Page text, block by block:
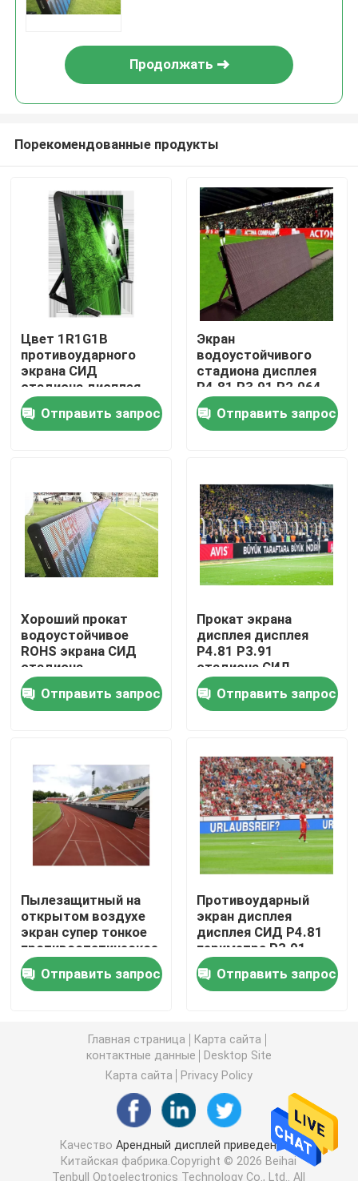
Дом
Товары
О нас
Тур по фабрике
Контроль качества
Свяжитесь с нами
Новости
Случаи
Арендный дисплей приведенный
Творческий экран дисплея СИД
На открытом воздухе экран дисплея СИД
Экран СИД стадиона
внутренний светодиодный экран
Изогнутый экран СИД
Модули экрана СИД
Продолжать
Порекомендованные продукты
Цвет 1R1G1B
противоударного
экрана СИД
стадиона дисплея
СИД P4.81 полный
Отправить запрос
Экран
водоустойчивого
стадиона дисплея
P4.81 P3.91 P2.064
периметра СИД
видео-Отправить запрос
Хороший прокат
водоустойчивое
ROHS экрана СИД
стадиона
плоскостности
P4.81 P1.875
Отправить запрос
Прокат экрана
дисплея дисплея
P4.81 P3.91
стадиона СИД
полного цвета
1R1G1B
Отправить запрос
Пылезащитный на
открытом воздухе
экран супер тонкое
противостатическое
P4.81 СИД стадиона
Отправить запрос
Противоударный
экран дисплея
дисплея СИД P4.81
периметра P3.91
P2.064
водоустойчивый
Отправить запрос
Главная страница
Карта сайта
контактные данные
Desktop Site
Карта сайта
Privacy Policy
КачествоАрендный дисплей приведенный
Китайская фабрика.Copyright © 2026 Beihai
Tenbull Optoelectronics Technology Co., Ltd.. All